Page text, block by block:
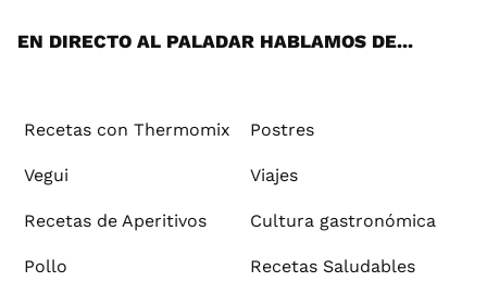
EN DIRECTO AL PALADAR HABLAMOS DE...
Recetas con Thermomix Postres
Vegui Viajes
Recetas de Aperitivos Cultura gastronómica
Pollo Recetas Saludables